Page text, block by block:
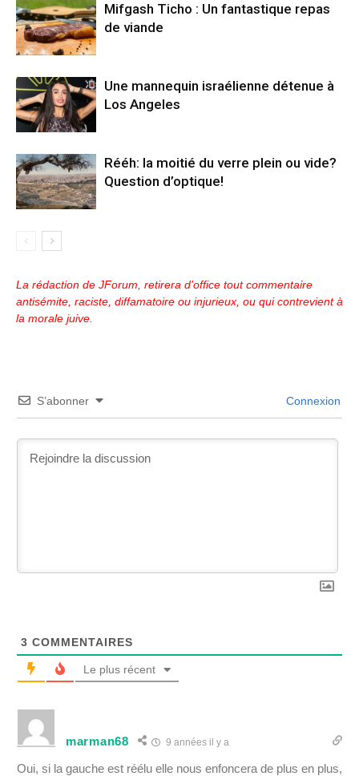
Mifgash Ticho : Un fantastique repas
de viande
Une mannequin israélienne détenue à
Los Angeles
Rééh: la moitié du verre plein ou vide?
Question d’optique!
La rédaction de JForum, retirera d'office tout commentaire
antisémite, raciste, diffamatoire ou injurieux, ou qui contrevient à
la morale juive.
S’abonner Connexion
3 COMMENTAIRES
Le plus récent
marman68 9 années il y a
Oui, si la gauche est réélu elle nous enfoncera de plus en plus,